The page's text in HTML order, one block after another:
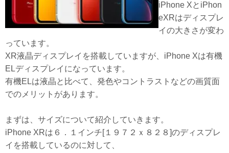
iPhone XとiPhon
eXRはディスプレ
イの大きさが変わ
っています。
XR液晶ディスプレイを搭載していますが、iPhone Xは有機
ELディスプレイになっています。
有機ELは液晶と比べて、発色やコントラストなどの画質面
でのメリットがあります。
まずは、サイズについて紹介していきます。
iPhone XRは６．１インチ[１９７２ｘ８２８]のディスプレ
イを搭載しているのに対して、